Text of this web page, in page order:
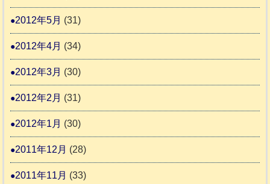
2012年5月 (31)
2012年4月 (34)
2012年3月 (30)
2012年2月 (31)
2012年1月 (30)
2011年12月 (28)
2011年11月 (33)